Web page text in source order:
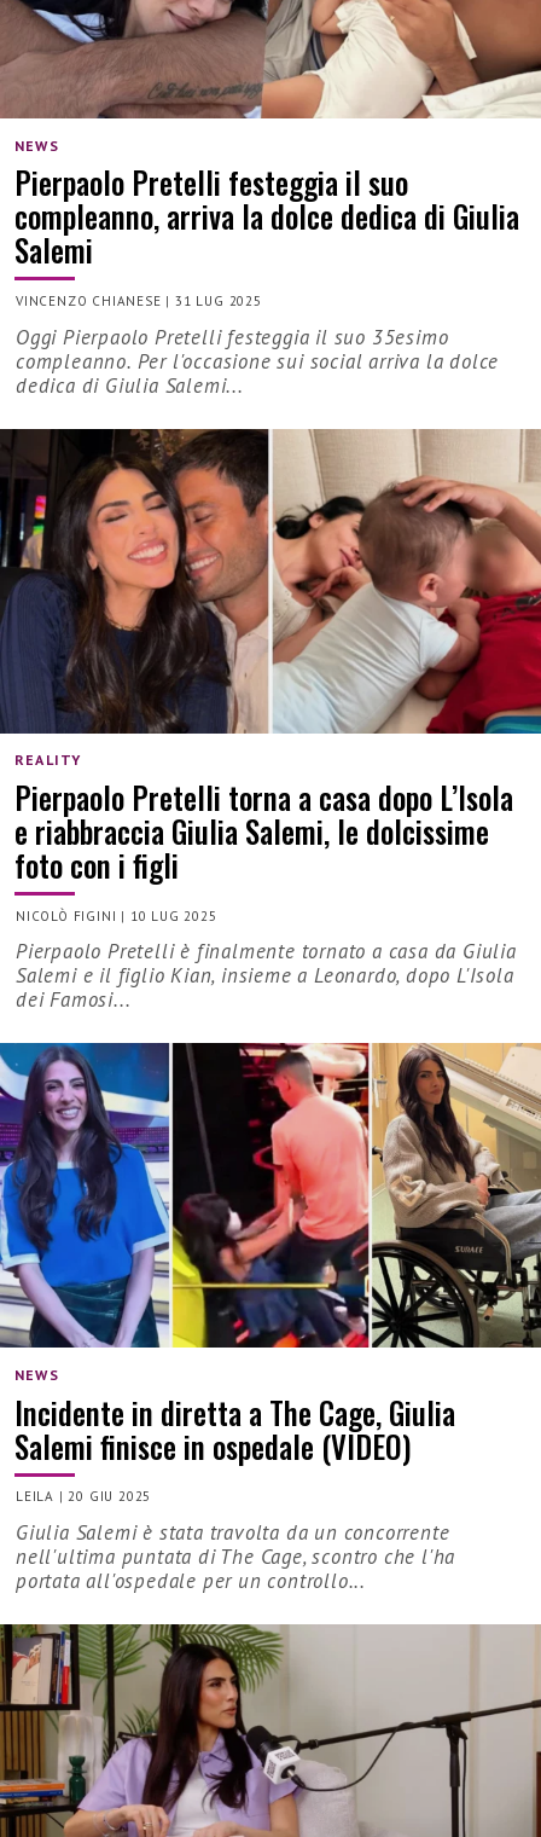
NEWS
Pierpaolo Pretelli festeggia il suo
compleanno, arriva la dolce dedica di Giulia
Salemi
VINCENZO CHIANESE |31 LUG 2025
Oggi Pierpaolo Pretelli festeggia il suo 35esimo
compleanno. Per l'occasione sui social arriva la dolce
dedica di Giulia Salemi...
REALITY
Pierpaolo Pretelli torna a casa dopo L’Isola
e riabbraccia Giulia Salemi, le dolcissime
foto con i figli
NICOLÒ FIGINI | 10 LUG 2025
Pierpaolo Pretelli è finalmente tornato a casa da Giulia
Salemi e il figlio Kian, insieme a Leonardo, dopo L'Isola
dei Famosi...
NEWS
Incidente in diretta a The Cage, Giulia
Salemi finisce in ospedale (VIDEO)
LEILA |20 GIU 2025
Giulia Salemi è stata travolta da un concorrente
nell'ultima puntata di The Cage, scontro che l'ha
portata all'ospedale per un controllo...